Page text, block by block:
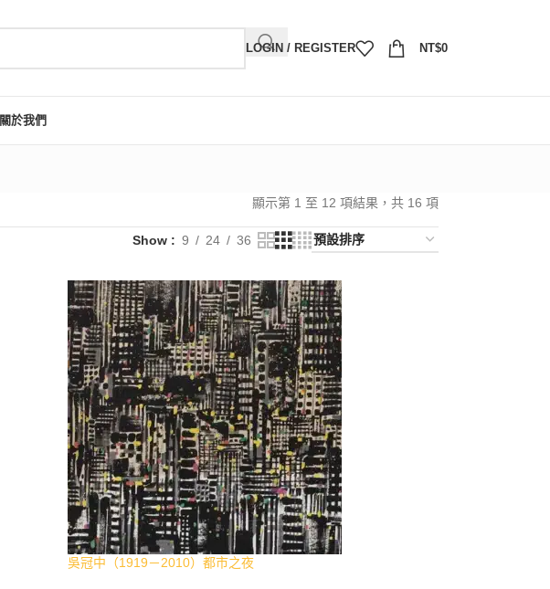
LOGIN / REGISTER NT$0
關於我們
顯示第 1 至 12 項結果，共 16 項
Show 9 24 36
吳冠中（1919－2010）都市之夜